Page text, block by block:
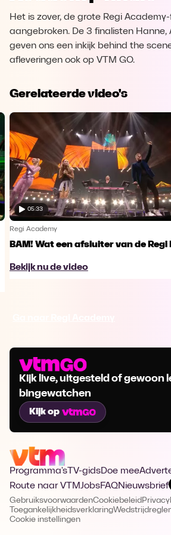
Het is zover, de grote Regi
aangebroken. De 3 finalisten Hanne,
geven ons een inkijk behind the
afleveringen ook op VTM GO.
Gerelateerde video's
05:33
Regi Academy
BAM! Wat een afsluiter van de Regi
Bekijk nu de video
Kijk live, uitgesteld of gewoon
bingewatchen
Kijk op
Programma's TV-gidsDoe mee
Route naar VTMJobsFAQNieuwsbrief
GebruiksvoorwaardenCookiebeleid
Toegankelijkheidsverklaring
Cookie instellingen